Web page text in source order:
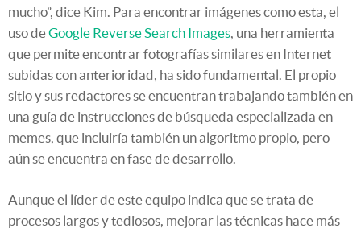
mucho”, dice Kim. Para encontrar imágenes como esta, el
uso deGoogle Reverse Search Images , una herramienta
que permite encontrar fotografías similares en Internet
subidas con anterioridad, ha sido fundamental. El propio
sitio y sus redactores se encuentran trabajando también en
una guía de instrucciones de búsqueda especializada en
memes, que incluiría también un algoritmo propio, pero
aún se encuentra en fase de desarrollo.
Aunque el líder de este equipo indica que se trata de
procesos largos y tediosos, mejorar las técnicas hace más